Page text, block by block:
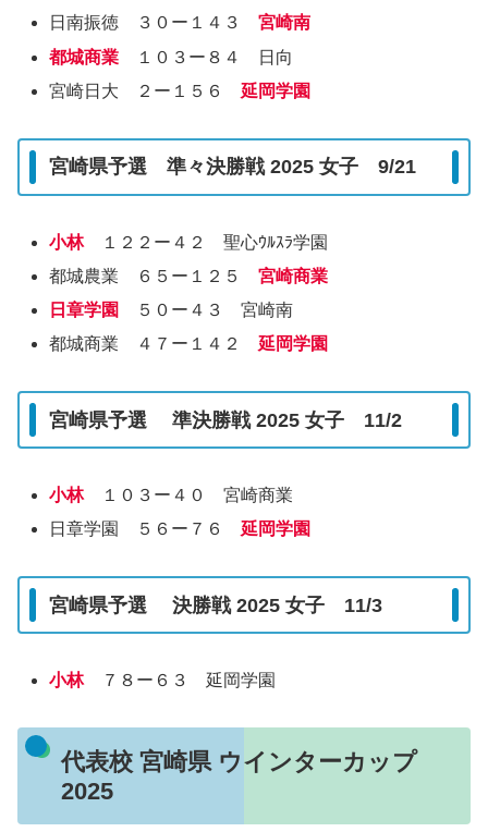
日南振徳 ３０ー１４３宮崎南
都城商業
１０３ー８４ 日向
宮崎日大 ２ー１５６延岡学園
宮崎県予選 準々決勝戦 2025 女子 9/21
小林
１２２ー４２ 聖心ｳﾙｽﾗ学園
都城農業 ６５ー１２５宮崎商業
日章学園
５０ー４３ 宮崎南
都城商業 ４７ー１４２延岡学園
宮崎県予選 準決勝戦 2025 女子 11/2
小林
１０３ー４０ 宮崎商業
日章学園 ５６ー７６延岡学園
宮崎県予選 決勝戦 2025 女子 11/3
小林 ７８ー６３ 延岡学園
代表校 宮崎県 ウインターカップ
2025